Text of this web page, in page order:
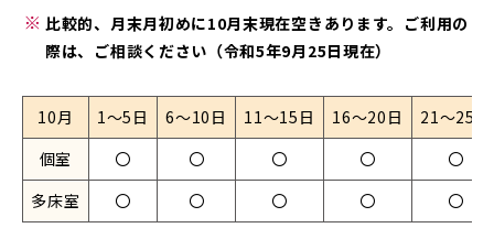
比較的、月末月初めに10月末現在空きあります。ご利用の
際は、ご相談ください（令和5年9月25日現在）
10月 1〜5日 6〜10日 11〜15日 16〜20日
21〜25日
個室
〇 〇 〇 〇
〇
多床室
〇 〇 〇 〇 〇